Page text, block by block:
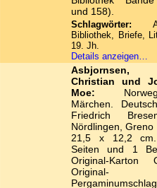
und 158).
Schlagwörter:
Bibliothek, Briefe,
19. Jh.
Details anzeigen…
Asbjornsen,
Christian und
Moe:
Märchen.
Friedrich
Nördlingen, Greno
21,5 x 12,2
Seiten und 1
Original-Karton
Original-